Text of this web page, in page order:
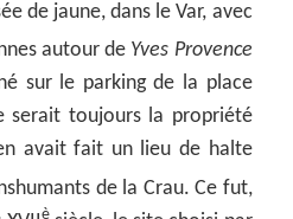
de jaune, dans le Var, avec
autour de Yves Provence
sur le parking de la place
serait toujours la propriété
avait fait un lieu de halte
de la Crau.Ce fut,
è